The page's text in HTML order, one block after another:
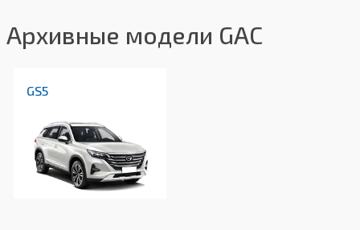
Архивные модели GAC
GS5